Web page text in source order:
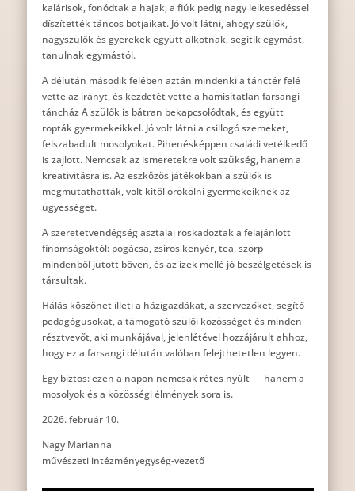
kalárisok, fonódtak a hajak, a fiúk pedig nagy lelkesedéssel
díszítették táncos botjaikat. Jó volt látni, ahogy szülők,
nagyszülők és gyerekek együtt alkotnak, segítik egymást,
tanulnak egymástól.
A délután második felében aztán mindenki a tánctér felé
vette az irányt, és kezdetét vette a hamisítatlan farsangi
táncház A szülők is bátran bekapcsolódtak, és együtt
ropták gyermekeikkel. Jó volt látni a csillogó szemeket,
felszabadult mosolyokat. Pihenésképpen családi vetélkedő
is zajlott. Nemcsak az ismeretekre volt szükség, hanem a
kreativitásra is. Az eszközös játékokban a szülők is
megmutathatták, volt kitől örökölni gyermekeiknek az
ügyességet.
A szeretetvendégség asztalai roskadoztak a felajánlott
finomságoktól: pogácsa, zsíros kenyér, tea, szörp —
mindenből jutott bőven, és az ízek mellé jó beszélgetések is
társultak.
Hálás köszönet illeti a házigazdákat, a szervezőket, segítő
pedagógusokat, a támogató szülői közösséget és minden
résztvevőt, aki munkájával, jelenlétével hozzájárult ahhoz,
hogy ez a farsangi délután valóban felejthetetlen legyen.
Egy biztos: ezen a napon nemcsak rétes nyúlt — hanem a
mosolyok és a közösségi élmények sora is.
2026. február 10.
Nagy Marianna
művészeti intézményegység-vezető